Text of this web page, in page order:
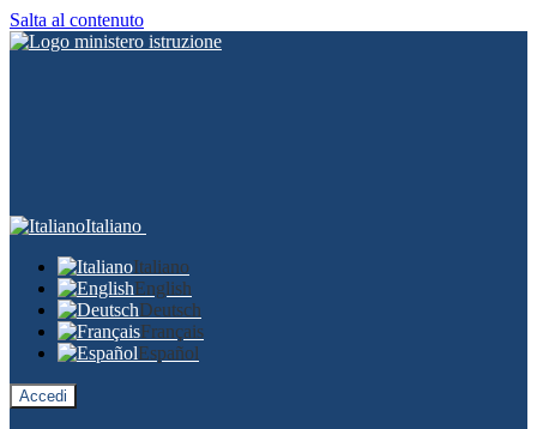
Salta al contenuto
Italiano
Italiano
English
Deutsch
Français
Español
Accedi